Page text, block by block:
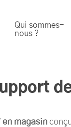
Signalétique
santé Industrie
Qui sommes-
nous ?
en magasin